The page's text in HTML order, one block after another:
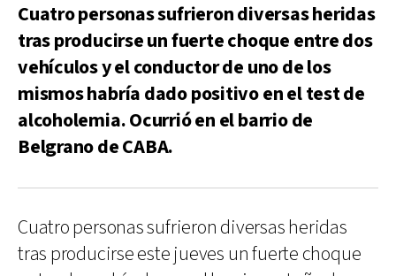
Cuatro personas sufrieron diversas heridas
tras producirse un fuerte choque entre dos
vehículos y el conductor de uno de los
mismos habría dado positivo en el test de
alcoholemia. Ocurrió en el barrio de
Belgrano de CABA.
Cuatro personas sufrieron diversas heridas
tras producirse este jueves un fuerte choque